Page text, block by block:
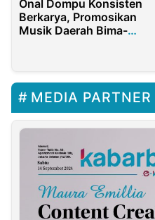
Onal Dompu Konsisten
Berkarya, Promosikan
Musik Daerah Bima-
MEDIA PARTNER